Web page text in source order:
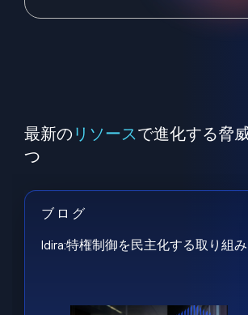
最新の リソースで進化する脅
つ
ブログ
Idira:特権制御を民主化する取り組み